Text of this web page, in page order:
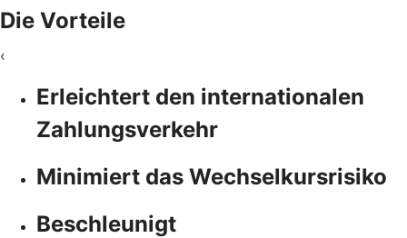
Die Vorteile
‹
Erleichtert den internationalen
Zahlungsverkehr
Minimiert das Wechselkursrisiko
Beschleunigt